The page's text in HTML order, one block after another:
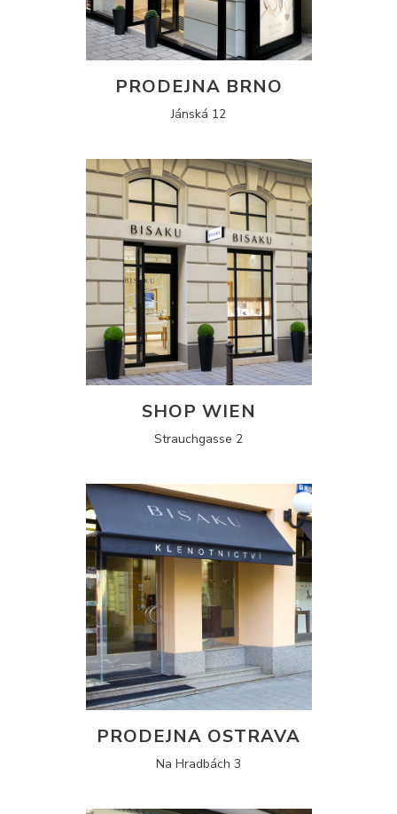
PRODEJNA BRNO
Jánská 12
SHOP WIEN
Strauchgasse 2
PRODEJNA OSTRAVA
Na Hradbách 3